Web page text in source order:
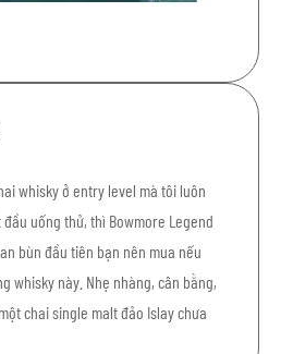
whisky ở entry level mà tôi luôn
uống thử, thì Bowmore Legend
bùn đầu tiên bạn nên mua nếu
whisky này. Nhẹ nhàng, cân bằng,
chai single malt đảo Islay chưa